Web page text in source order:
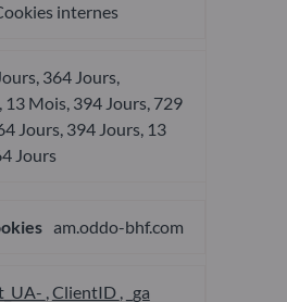
internes
364 Jours,
13 Mois, 394 Jours, 729
Jours, 394 Jours, 13
Jours
am.oddo-bhf.com
,ClientID , _ga